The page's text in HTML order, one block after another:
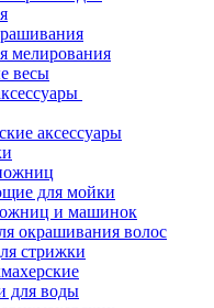
мелирования
весы
аксессуары
для мойки
и машинок
окрашивания волос
стрижки
для воды